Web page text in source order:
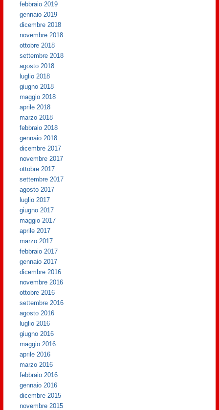
febbraio 2019
gennaio 2019
dicembre 2018
novembre 2018
ottobre 2018
settembre 2018
agosto 2018
luglio 2018
giugno 2018
maggio 2018
aprile 2018
marzo 2018
febbraio 2018
gennaio 2018
dicembre 2017
novembre 2017
ottobre 2017
settembre 2017
agosto 2017
luglio 2017
giugno 2017
maggio 2017
aprile 2017
marzo 2017
febbraio 2017
gennaio 2017
dicembre 2016
novembre 2016
ottobre 2016
settembre 2016
agosto 2016
luglio 2016
giugno 2016
maggio 2016
aprile 2016
marzo 2016
febbraio 2016
gennaio 2016
dicembre 2015
novembre 2015